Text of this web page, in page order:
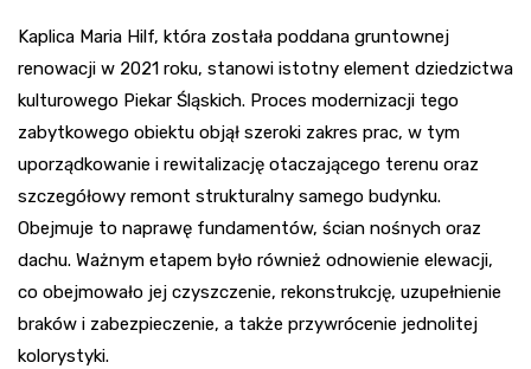
Kaplica Maria Hilf, która została poddana gruntownej
renowacji w 2021 roku, stanowi istotny element dziedzictwa
kulturowego Piekar Śląskich. Proces modernizacji tego
zabytkowego obiektu objął szeroki zakres prac, w tym
uporządkowanie i rewitalizację otaczającego terenu oraz
szczegółowy remont strukturalny samego budynku.
Obejmuje to naprawę fundamentów, ścian nośnych oraz
dachu. Ważnym etapem było również odnowienie elewacji,
co obejmowało jej czyszczenie, rekonstrukcję, uzupełnienie
braków i zabezpieczenie, a także przywrócenie jednolitej
kolorystyki.